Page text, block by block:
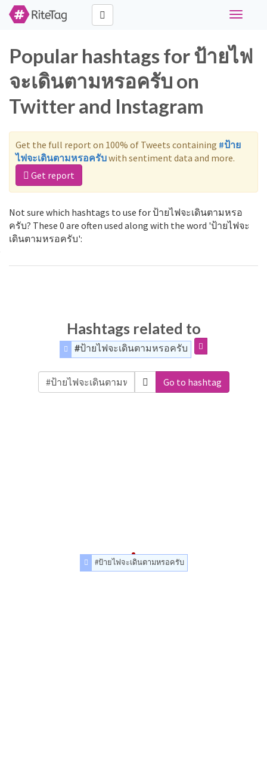
Toggle
Popular hashtags for ป้ายไฟ
จะเดินตามหรอครับ on
Twitter and Instagram
Get the full report on 100% of Tweets containing #ป้าย
ไฟจะเดินตามหรอครับwith sentiment data and more.
Get report
Not sure which hashtags to use for ป้ายไฟจะเดินตามหรอ
ครับ? These 0 are often used along with the word 'ป้ายไฟจะ
เดินตามหรอครับ':
Hashtags related to
#ป้ายไฟจะเดินตามหรอครับ
Go to hashtag
#ป้ายไฟจะเดินตามหรอครับ